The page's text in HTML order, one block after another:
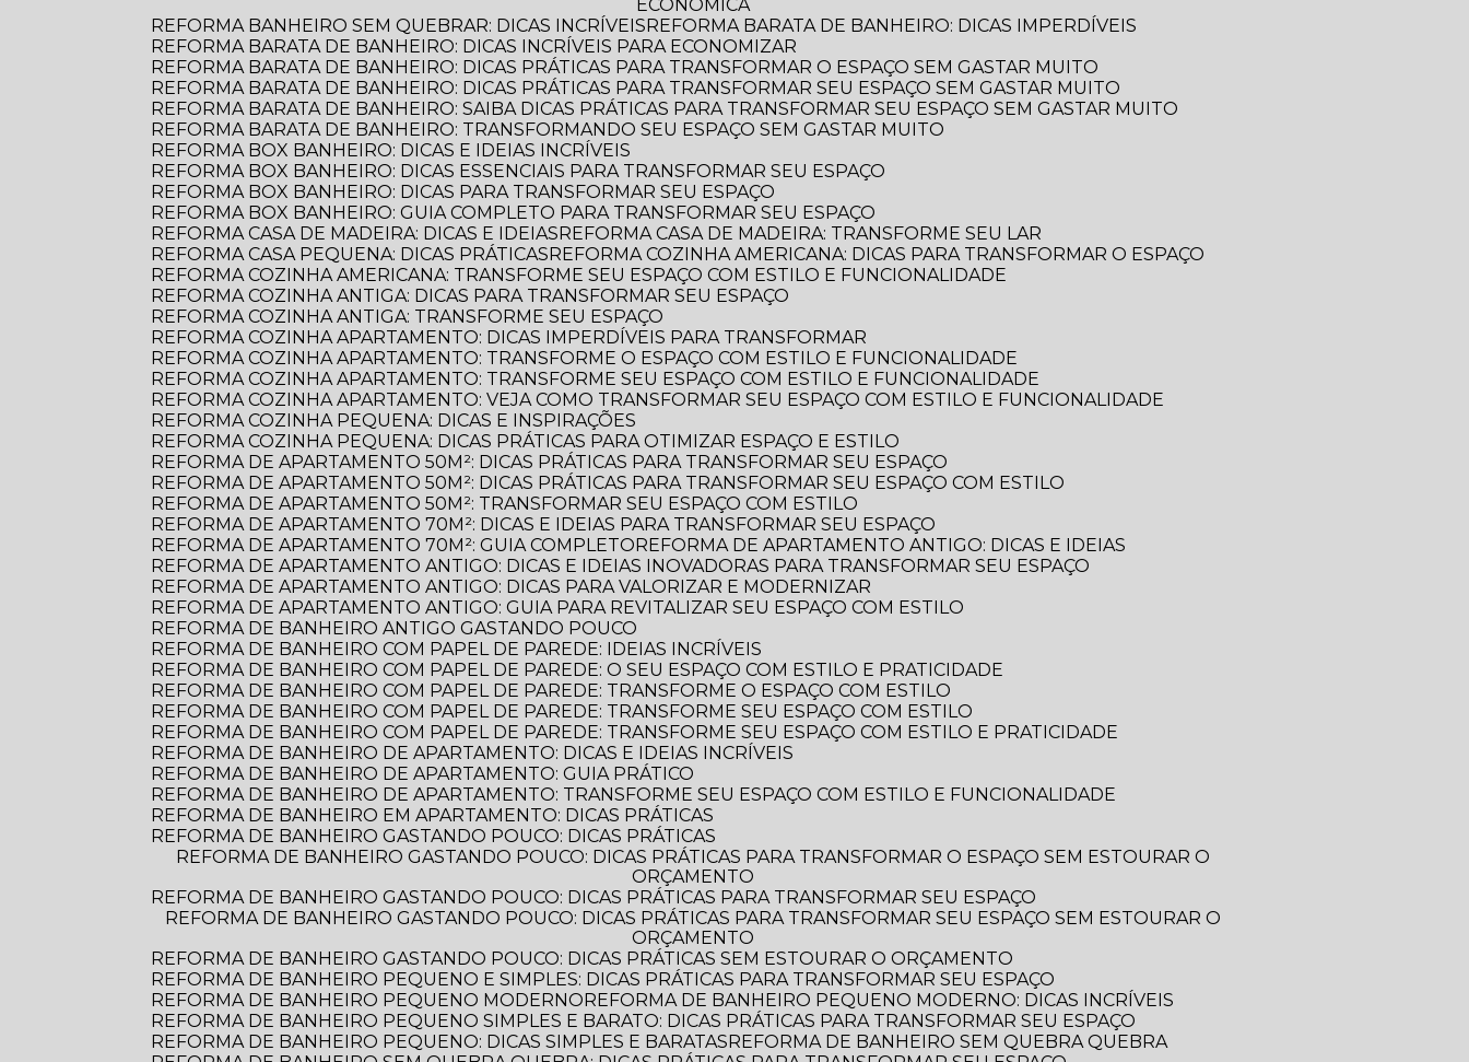
ECONÔMICA
REFORMA BANHEIRO SEM QUEBRAR: DICAS INCRÍVEIS
REFORMA BARATA DE BANHEIRO: DICAS IMPERDÍVEIS
REFORMA BARATA DE BANHEIRO: DICAS INCRÍVEIS PARA ECONOMIZAR
REFORMA BARATA DE BANHEIRO: DICAS PRÁTICAS PARA TRANSFORMAR O ESPAÇO SEM GASTAR MUITO
REFORMA BARATA DE BANHEIRO: DICAS PRÁTICAS PARA TRANSFORMAR SEU ESPAÇO SEM GASTAR MUITO
REFORMA BARATA DE BANHEIRO: SAIBA DICAS PRÁTICAS PARA TRANSFORMAR SEU ESPAÇO SEM GASTAR MUITO
REFORMA BARATA DE BANHEIRO: TRANSFORMANDO SEU ESPAÇO SEM GASTAR MUITO
REFORMA BOX BANHEIRO: DICAS E IDEIAS INCRÍVEIS
REFORMA BOX BANHEIRO: DICAS ESSENCIAIS PARA TRANSFORMAR SEU ESPAÇO
REFORMA BOX BANHEIRO: DICAS PARA TRANSFORMAR SEU ESPAÇO
REFORMA BOX BANHEIRO: GUIA COMPLETO PARA TRANSFORMAR SEU ESPAÇO
REFORMA CASA DE MADEIRA: DICAS E IDEIAS
REFORMA CASA DE MADEIRA: TRANSFORME SEU LAR
REFORMA CASA PEQUENA: DICAS PRÁTICAS
REFORMA COZINHA AMERICANA: DICAS PARA TRANSFORMAR O ESPAÇO
REFORMA COZINHA AMERICANA: TRANSFORME SEU ESPAÇO COM ESTILO E FUNCIONALIDADE
REFORMA COZINHA ANTIGA: DICAS PARA TRANSFORMAR SEU ESPAÇO
REFORMA COZINHA ANTIGA: TRANSFORME SEU ESPAÇO
REFORMA COZINHA APARTAMENTO: DICAS IMPERDÍVEIS PARA TRANSFORMAR
REFORMA COZINHA APARTAMENTO: TRANSFORME O ESPAÇO COM ESTILO E FUNCIONALIDADE
REFORMA COZINHA APARTAMENTO: TRANSFORME SEU ESPAÇO COM ESTILO E FUNCIONALIDADE
REFORMA COZINHA APARTAMENTO: VEJA COMO TRANSFORMAR SEU ESPAÇO COM ESTILO E FUNCIONALIDADE
REFORMA COZINHA PEQUENA: DICAS E INSPIRAÇÕES
REFORMA COZINHA PEQUENA: DICAS PRÁTICAS PARA OTIMIZAR ESPAÇO E ESTILO
REFORMA DE APARTAMENTO 50M²: DICAS PRÁTICAS PARA TRANSFORMAR SEU ESPAÇO
REFORMA DE APARTAMENTO 50M²: DICAS PRÁTICAS PARA TRANSFORMAR SEU ESPAÇO COM ESTILO
REFORMA DE APARTAMENTO 50M²: TRANSFORMAR SEU ESPAÇO COM ESTILO
REFORMA DE APARTAMENTO 70M²: DICAS E IDEIAS PARA TRANSFORMAR SEU ESPAÇO
REFORMA DE APARTAMENTO 70M²: GUIA COMPLETO
REFORMA DE APARTAMENTO ANTIGO: DICAS E IDEIAS
REFORMA DE APARTAMENTO ANTIGO: DICAS E IDEIAS INOVADORAS PARA TRANSFORMAR SEU ESPAÇO
REFORMA DE APARTAMENTO ANTIGO: DICAS PARA VALORIZAR E MODERNIZAR
REFORMA DE APARTAMENTO ANTIGO: GUIA PARA REVITALIZAR SEU ESPAÇO COM ESTILO
REFORMA DE BANHEIRO ANTIGO GASTANDO POUCO
REFORMA DE BANHEIRO COM PAPEL DE PAREDE: IDEIAS INCRÍVEIS
REFORMA DE BANHEIRO COM PAPEL DE PAREDE: O SEU ESPAÇO COM ESTILO E PRATICIDADE
REFORMA DE BANHEIRO COM PAPEL DE PAREDE: TRANSFORME O ESPAÇO COM ESTILO
REFORMA DE BANHEIRO COM PAPEL DE PAREDE: TRANSFORME SEU ESPAÇO COM ESTILO
REFORMA DE BANHEIRO COM PAPEL DE PAREDE: TRANSFORME SEU ESPAÇO COM ESTILO E PRATICIDADE
REFORMA DE BANHEIRO DE APARTAMENTO: DICAS E IDEIAS INCRÍVEIS
REFORMA DE BANHEIRO DE APARTAMENTO: GUIA PRÁTICO
REFORMA DE BANHEIRO DE APARTAMENTO: TRANSFORME SEU ESPAÇO COM ESTILO E FUNCIONALIDADE
REFORMA DE BANHEIRO EM APARTAMENTO: DICAS PRÁTICAS
REFORMA DE BANHEIRO GASTANDO POUCO: DICAS PRÁTICAS
REFORMA DE BANHEIRO GASTANDO POUCO: DICAS PRÁTICAS PARA TRANSFORMAR O ESPAÇO SEM ESTOURAR O
ORÇAMENTO
REFORMA DE BANHEIRO GASTANDO POUCO: DICAS PRÁTICAS PARA TRANSFORMAR SEU ESPAÇO
REFORMA DE BANHEIRO GASTANDO POUCO: DICAS PRÁTICAS PARA TRANSFORMAR SEU ESPAÇO SEM ESTOURAR O
ORÇAMENTO
REFORMA DE BANHEIRO GASTANDO POUCO: DICAS PRÁTICAS SEM ESTOURAR O ORÇAMENTO
REFORMA DE BANHEIRO PEQUENO E SIMPLES: DICAS PRÁTICAS PARA TRANSFORMAR SEU ESPAÇO
REFORMA DE BANHEIRO PEQUENO MODERNO
REFORMA DE BANHEIRO PEQUENO MODERNO: DICAS INCRÍVEIS
REFORMA DE BANHEIRO PEQUENO SIMPLES E BARATO: DICAS PRÁTICAS PARA TRANSFORMAR SEU ESPAÇO
REFORMA DE BANHEIRO PEQUENO: DICAS SIMPLES E BARATAS
REFORMA DE BANHEIRO SEM QUEBRA QUEBRA